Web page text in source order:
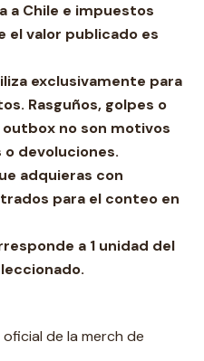
a Chile e impuestos
el valor publicado es
exclusivamente para
Rasguños, golpes o
no son motivos
devoluciones.
adquieras con
para el conteo en
a 1 unidad del
de la merch de